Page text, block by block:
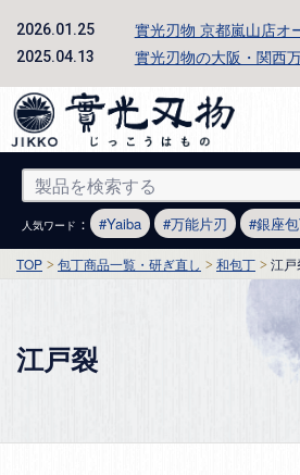
2026.01.25 實光刃物 京都嵐山店オ
2025.04.13 實光刃物の大阪・関西
人気ワード ： Yaiba 万能片刃 銀座
TOP 包丁商品一覧・研ぎ直し 和包丁 江戸
江戸裂